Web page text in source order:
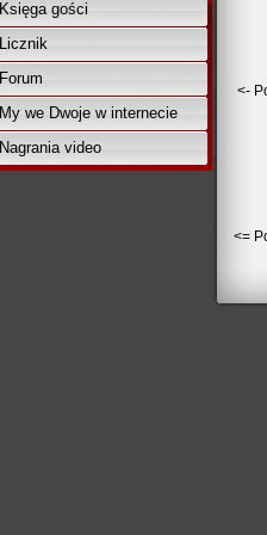
Księga gości
Licznik
Forum
My we Dwoje w internecie
Nagrania video
<-
<=